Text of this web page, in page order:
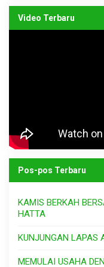
Video Terbaru
Pos-pos Terbaru
KAMIS BERKAH
HATTA
KUNJUNGAN LAPAS
MEMULAI USAHA